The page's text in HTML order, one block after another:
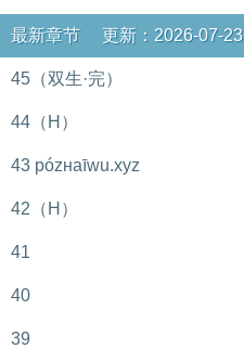
最新章节 更新：2026-07-23
45（双生·完）
44（H）
43 pózнaīwu.xуz
42（H）
41
40
39